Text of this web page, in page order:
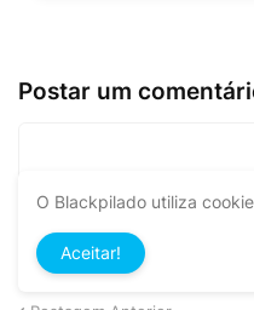
Postar um
O Blackpilado utiliza
Aceitar!